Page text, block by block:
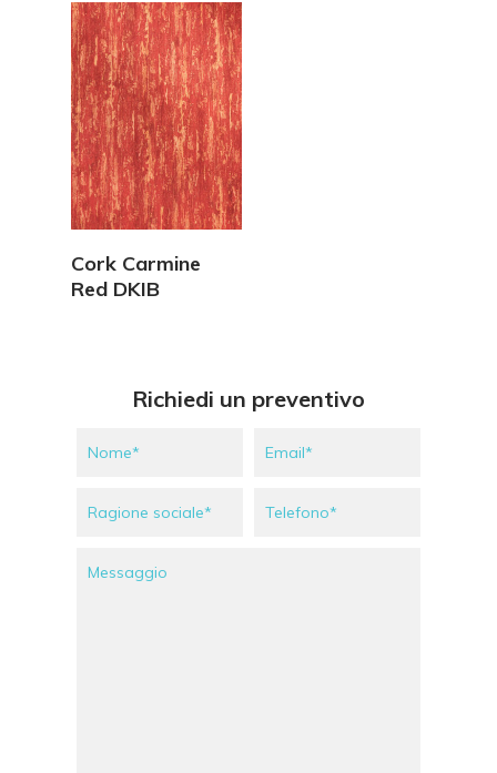
Cork Carmine
Red DKIB
Richiedi un preventivo